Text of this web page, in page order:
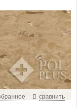
сравнить